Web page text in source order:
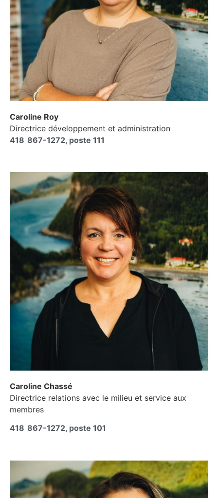
Caroline Roy
Directrice développement et administration
418 867-1272, poste 111
Caroline Chassé
Directrice relations avec le milieu et service aux
membres
418 867-1272, poste 101